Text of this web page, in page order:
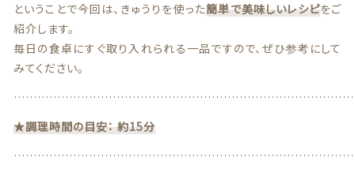
ということで今回は、きゅうりを使った簡単で美味しいレシピをご
紹介します。
毎日の食卓にすぐ取り入れられる一品ですので、ぜひ参考にして
みてください。
★調理時間の目安： 約15分
情報セキュリティ基本方針
ランキング
在庫あり セール
並び順